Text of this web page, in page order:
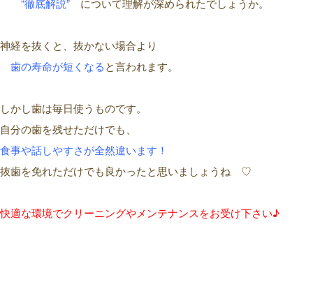
“徹底解説” について理解が深められたでしょうか。
神経を抜くと、抜かない場合より
歯の寿命が短くなると言われます。
しかし歯は毎日使うものです。
自分の歯を残せただけでも、
食事や話しやすさが全然違います ！
抜歯を免れただけでも良かったと思いましょうね ♡
快適な環境でクリーニングやメンテナンスをお受け下さい♪